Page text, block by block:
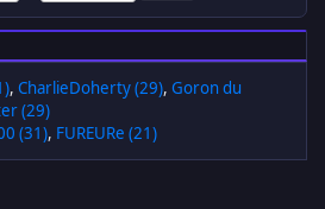
, CharlieDoherty (29), Goron du
(29)
(31), FUREURe (21)